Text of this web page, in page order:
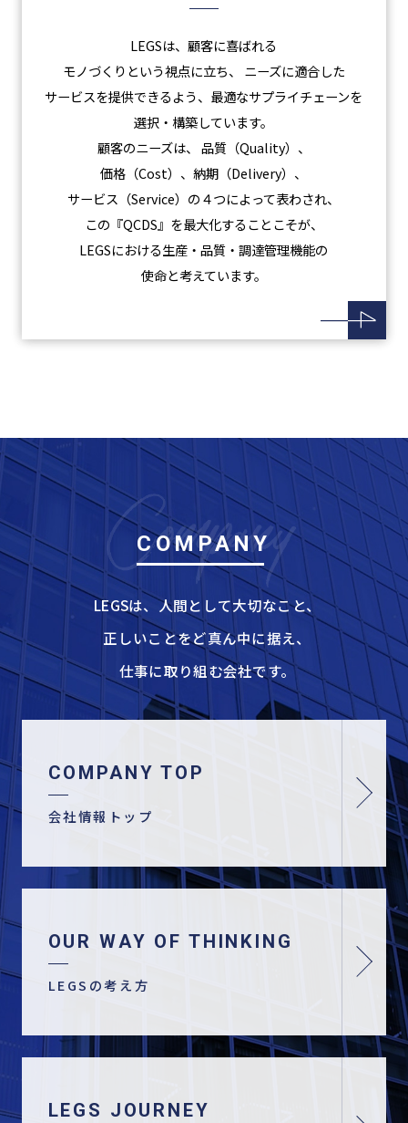
LEGSは、顧客に喜ばれる
モノづくりという視点に立ち、
ニーズに適合した
サービスを提供できるよう、最適なサプライチェーンを
選択・構築しています。
顧客のニーズは、 品質（Quality）、
価格（Cost）、納期（Delivery）、
サービス（Service）の４つによって表わされ、
この『QCDS』を最大化することこそが、
LEGSにおける生産・品質・調達管理機能の
使命と考えています。
COMPANY
LEGSは、人間として大切なこと、
正しいことをど真ん中に据え、
仕事に取り組む会社です。
COMPANY TOP
会社情報トップ
OUR WAY OF THINKING
LEGSの考え方
LEGS JOURNEY